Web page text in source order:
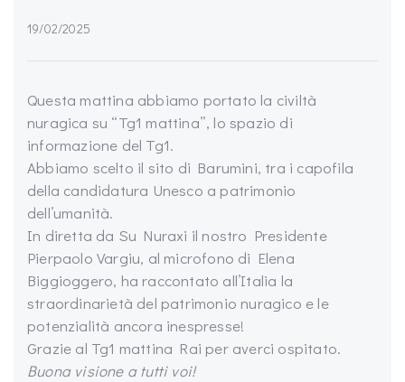
19/02/2025
Questa mattina abbiamo portato la civiltà
nuragica su “Tg1 mattina”, lo spazio di
informazione del Tg1.
Abbiamo scelto il sito di Barumini, tra i capofila
della candidatura Unesco a patrimonio
dell’umanità.
In diretta da Su Nuraxi il nostro Presidente
Pierpaolo Vargiu, al microfono di Elena
Biggioggero, ha raccontato all’Italia la
straordinarietà del patrimonio nuragico e le
potenzialità ancora inespresse!
Grazie al Tg1 mattina Rai per averci ospitato.
Buona visione a tutti voi!